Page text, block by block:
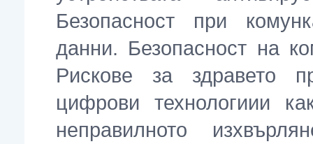
Безопасност при
данни. Безопасност на
Рискове за здравето
цифрови технологиии
неправилното